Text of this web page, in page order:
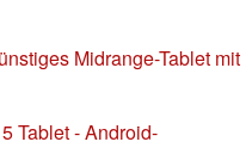
Midrange-Tablet mit
Tablet - Android-